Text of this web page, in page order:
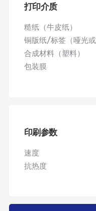
打印介质
糙纸（牛皮纸）
铜版纸/标签（哑光或
合成材料（塑料）
包装膜
印刷参数
速度
抗热度